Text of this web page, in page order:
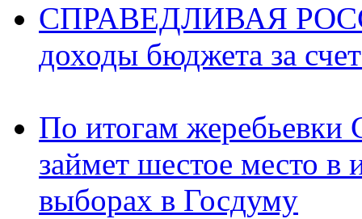
СПРАВЕДЛИВАЯ
доходы бюджета за
По итогам
займет шестое место в
выборах в Госдуму